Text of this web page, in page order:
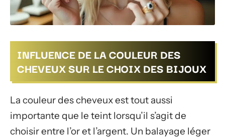
INFLUENCE DE LA COULEUR DES
CHEVEUX SUR LE CHOIX DES BIJOUX
La couleur des cheveux est tout aussi
importante que le teint lorsqu’il s’agit de
choisir entre l’or et l’argent. Un balayage léger